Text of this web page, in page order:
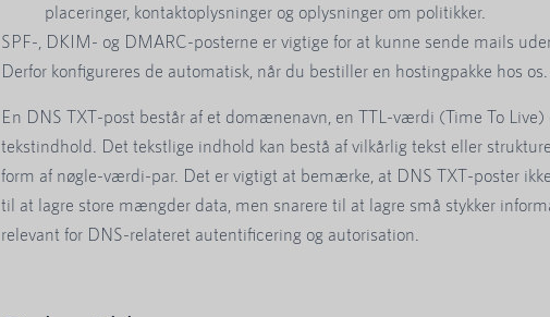
placeringer, kontaktoplysninger og oplysninger om politikker.
SPF-, DKIM- og DMARC-posterne er vigtige for at kunne sende mails
Derfor konfigureres de automatisk, når du bestiller en hostingpakke hos os.
En DNS TXT-post består af et domænenavn, en TTL-værdi (Time To Live)
tekstindhold. Det tekstlige indhold kan bestå af vilkårlig tekst eller
form af nøgle-værdi-par. Det er vigtigt at bemærke, at DNS TXT-poster
til at lagre store mængder data, men snarere til at lagre små stykker
relevant for DNS-relateret autentificering og autorisation.